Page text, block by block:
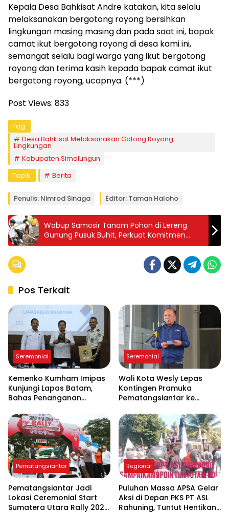
Kepala Desa Bahkisat Andre katakan, kita selalu
melaksanakan bergotong royong bersihkan
lingkungan masing masing dan pada saat ini, bapak
camat ikut bergotong royong di desa kami ini,
semangat selalu bagi warga yang ikut bergotong
royong dan terima kasih kepada bapak camat ikut
bergotong royong, ucapnya. (***)
Post Views: 833
Tag:
Desa Bahkisat Melaksanakan Gotong Royong
Lingkungan
Kabupaten Simalungun
Topik:
Berita
Penulis: Nimrod Sinaga Editor: Taman Haloho
Wabup Samosir Tanam Pohon di Lereng
Gunung Pusuk Buhit, Perkuat Komitmen
Pelestarian Alam.
Pos Terkait
Seremonial
Kemenko Kumham Imipas
Kunjungi Lapas Batam,
Bahas Penanganan
Implementasi KUHP Baru
Seremonial
Wali Kota Wesly Lepas
Kontingen Pramuka
Pematangsiantar ke
di Cibubur
Pematangsiantar
Pematangsiantar Jadi
Lokasi Ceremonial Start
Sumatera Utara Rally 2026
Regional
Puluhan Massa APSA Gelar
Aksi di Depan PKS PT ASL
Rahuning, Tuntut Hentikan